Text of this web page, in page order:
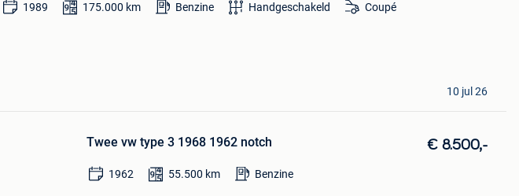
1989 175.000 km Benzine Handgeschakeld Coupé
10 jul 26
Twee vw type 3 1968 1962 notch € 8.500,-
1962 55.500 km Benzine